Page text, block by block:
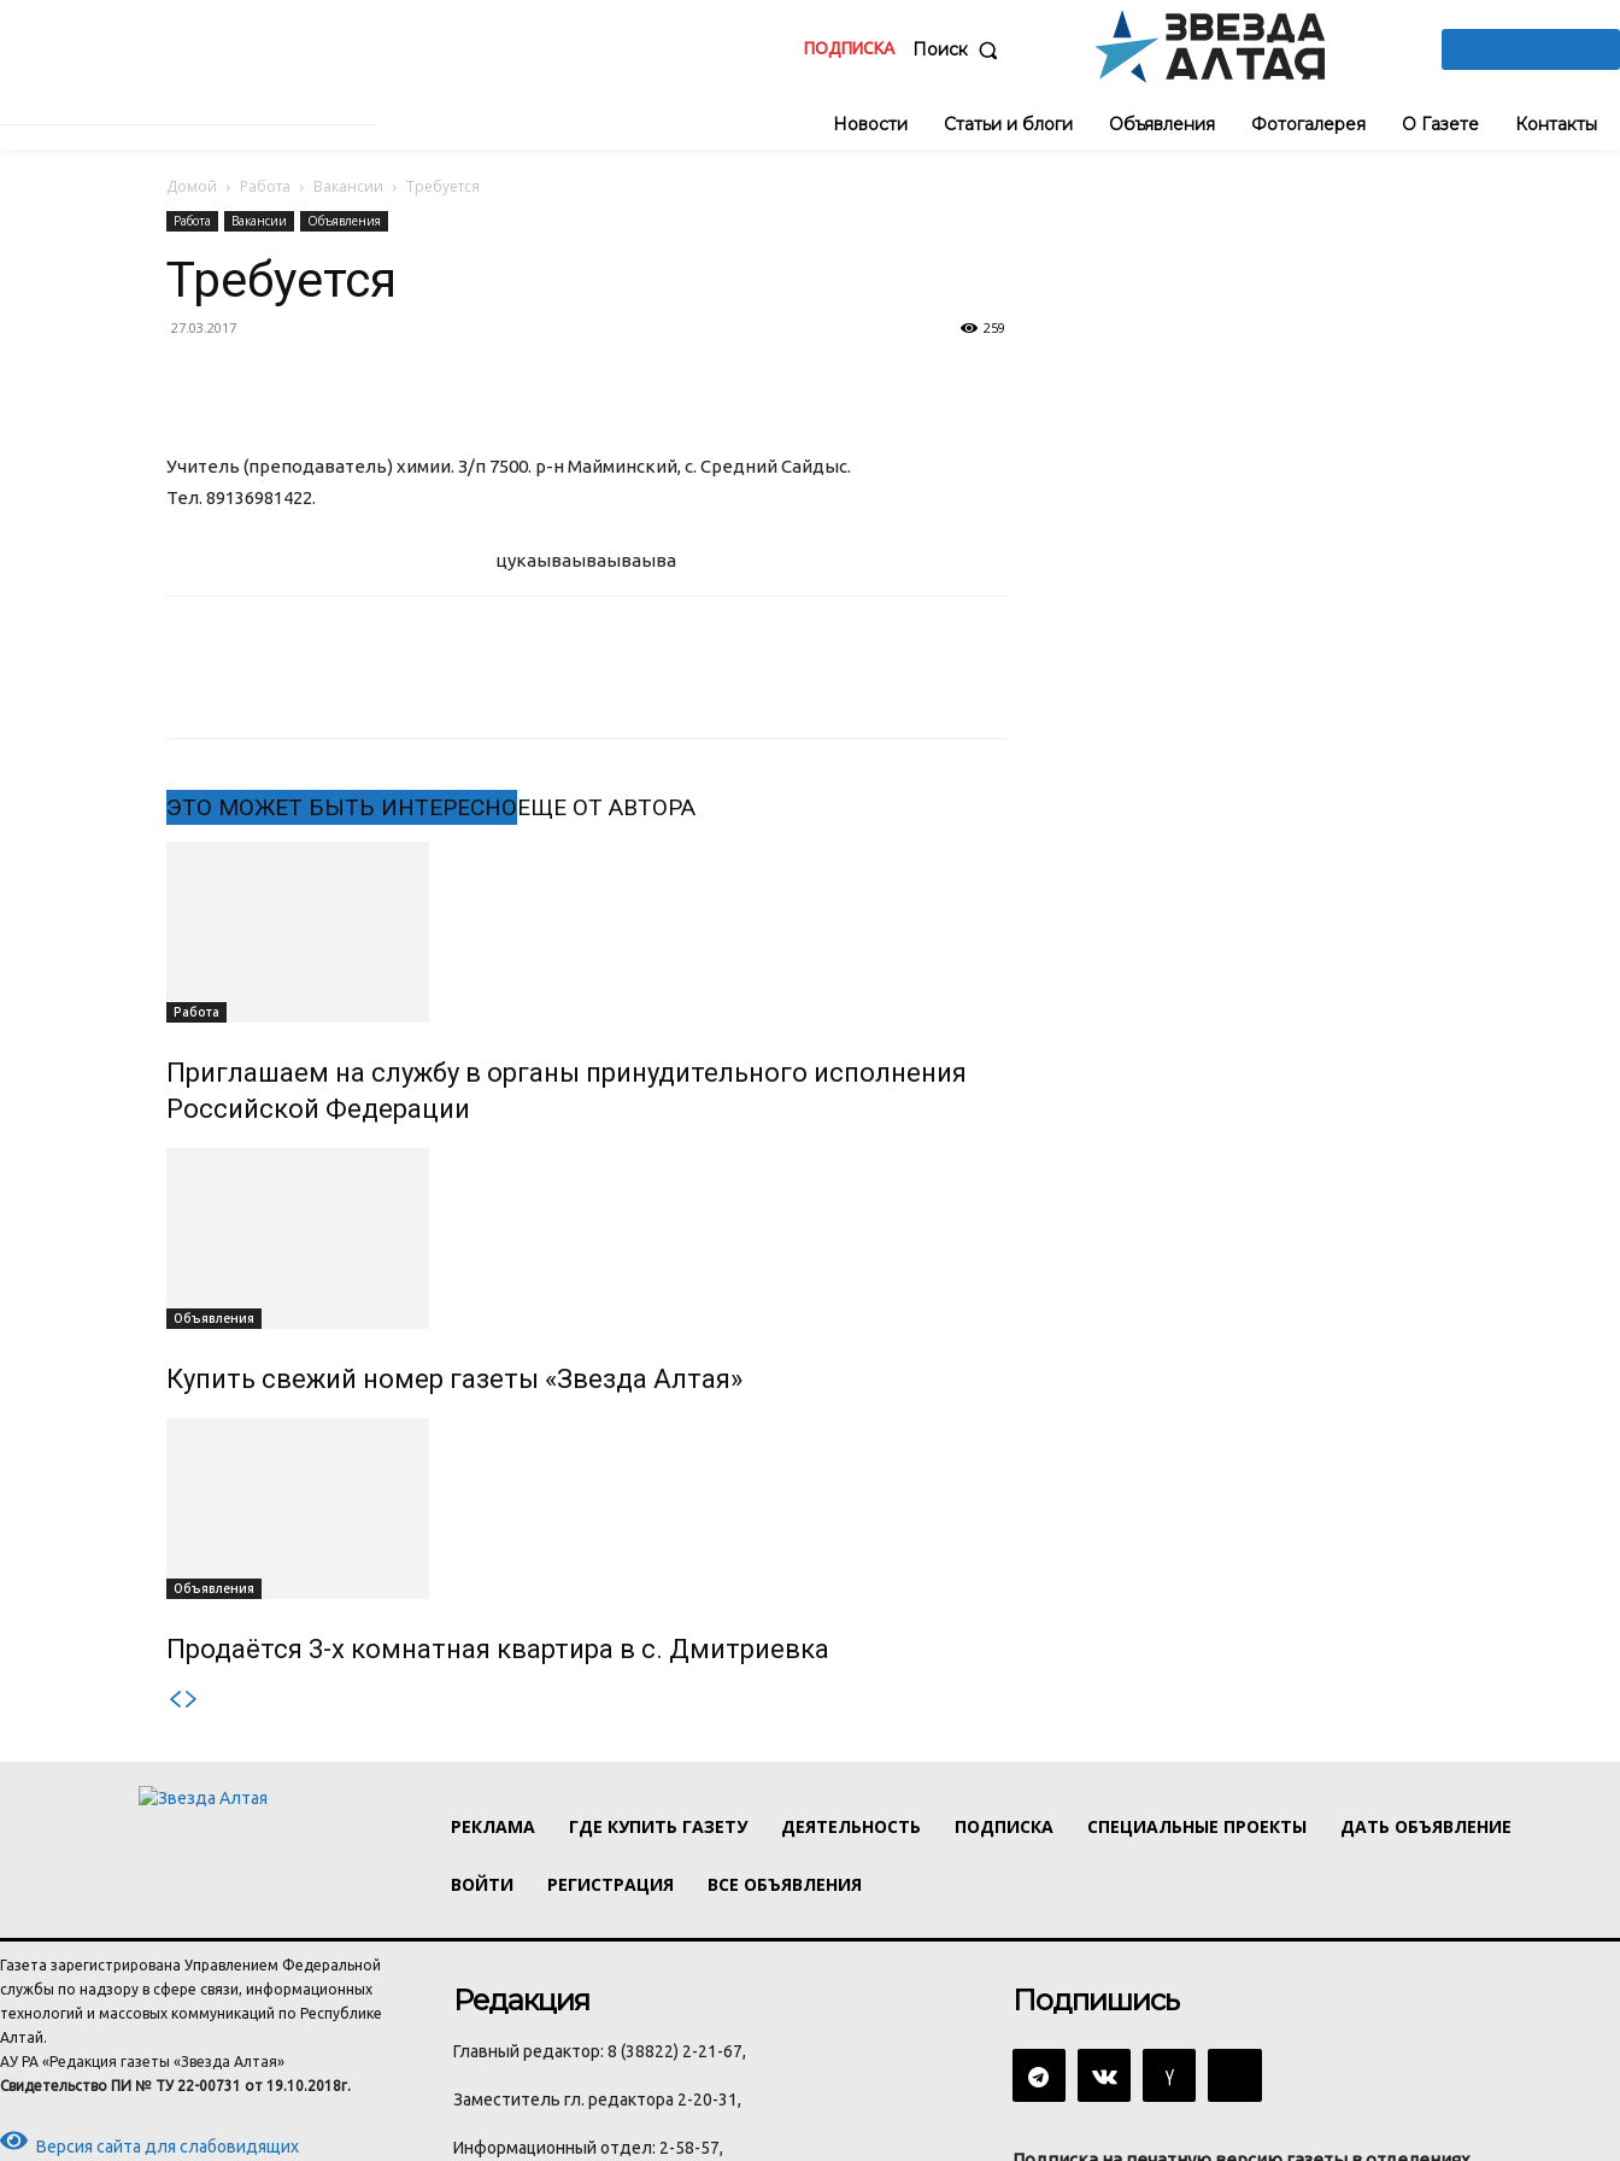
ПОДПИСКА Поиск
Новости Статьи и блоги Объявления Фотогалерея О Газете Контакты
Домой Работа Вакансии Требуется
Работа Вакансии Объявления
Требуется
27.03.2017 259
Учитель (преподаватель) химии. З/п 7500. р-н Майминский, с. Средний Сайдыс.
Тел. 89136981422.
цукаываываываыва
ЭТО МОЖЕТ БЫТЬ ИНТЕРЕСНОЕЩЕ ОТ АВТОРА
Работа
Приглашаем на службу в органы принудительного исполнения
Российской Федерации
Объявления
Купить свежий номер газеты «Звезда Алтая»
Объявления
Продаётся 3-х комнатная квартира в с. Дмитриевка
РЕКЛАМА ГДЕ КУПИТЬ ГАЗЕТУ ДЕЯТЕЛЬНОСТЬ ПОДПИСКА СПЕЦИАЛЬНЫЕ ПРОЕКТЫ ДАТЬ ОБЪЯВЛЕНИЕ
ВОЙТИ РЕГИСТРАЦИЯ ВСЕ ОБЪЯВЛЕНИЯ
Газета зарегистрирована Управлением Федеральной
службы по надзору в сфере связи, информационных
технологий и массовых коммуникаций по Республике
Алтай.
АУ РА «Редакция газеты «Звезда Алтая»
Свидетельство ПИ № ТУ 22-00731 от 19.10.2018г.
Версия сайта для слабовидящих
Редакция
Главный редактор: 8 (38822) 2-21-67,
Заместитель гл. редактора 2-20-31,
Информационный отдел: 2-58-57,
Подпишись